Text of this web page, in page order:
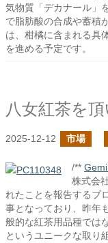
気物質「デカナール」
で脂肪酸の合成や蓄積
は、柑橘に含まれる具
を進める予定です。
八女紅茶を
2025-12-12 市場
/**
株式会
れたことを報告するブ
事となっており、昨年
般的な紅茶用品種では
というユニークな取り